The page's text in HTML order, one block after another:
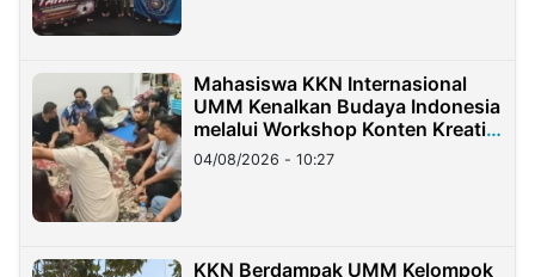
Mahasiswa KKN Internasional
UMM Kenalkan Budaya Indonesia
melalui Workshop Konten Kreatif
di Taiwan
04/08/2026 - 10:27
KKN Berdampak UMM Kelompok